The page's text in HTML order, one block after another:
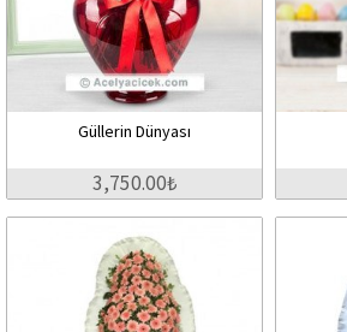
Güllerin Dünyası
3,750.00₺